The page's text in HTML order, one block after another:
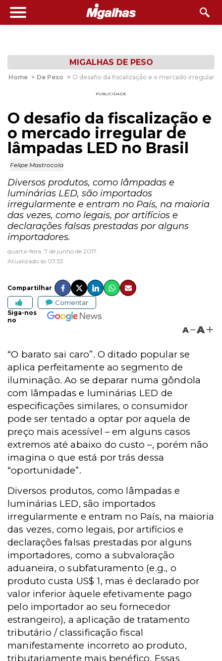
MIGALHAS DE PESO
Home > De Peso > O desafio da fiscalização e o mercado irregular
PUBLICIDADE
O desafio da fiscalização e
o mercado irregular de
lâmpadas LED no Brasil
Felipe Mastrocola
Diversos produtos, como lâmpadas e
luminárias LED, são importados
irregularmente e entram no País, na maioria
das vezes, como legais, por artifícios e
declarações falsas prestadas por alguns
importadores.
quarta-feira, 7 de junho de 2017
Atualizado às 07:53
Compartilhar
Comentar
Siga-nos
no
A A
“O barato sai caro”. O ditado popular se
aplica perfeitamente ao segmento de
iluminação. Ao se deparar numa gôndola
com lâmpadas e luminárias LED de
especificações similares, o consumidor
pode ser tentado a optar por aquela de
preço mais acessível – em alguns casos
extremos até abaixo do custo –, porém não
imagina o que está por trás dessa
“oportunidade”.
Diversos produtos, como lâmpadas e
luminárias LED, são importados
irregularmente e entram no País, na maioria
das vezes, como legais, por artifícios e
declarações falsas prestadas por alguns
importadores, como a subvaloração
aduaneira, o subfaturamento (e.g., o
produto custa US$ 1, mas é declarado por
valor inferior àquele efetivamente pago
pelo importador ao seu fornecedor
estrangeiro), a aplicação de tratamento
tributário / classificação fiscal
manifestamente incorreto ao produto,
tributariamente mais benéfico. Essas